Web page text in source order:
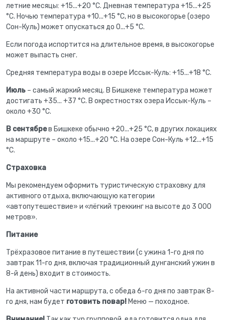
летние месяцы: +15...+20 °С. Дневная температура +15...+25
°С. Ночью температура +10...+15 °С, но в высокогорье (озеро
Сон-Куль) может опускаться до 0...+5 °С.
Если погода испортится на длительное время, в высокогорье
может выпасть снег.
Средняя температура воды в озере Иссык-Куль: +15...+18 °С.
Июль – самый жаркий месяц. В Бишкеке температура может
достигать +35... +37 °С. В окрестностях озера Иссык-Куль –
около +30 °С.
В сентябрев Бишкеке обычно +20...+25 °С, в других локациях
на маршруте – около +15...+20 °С. На озере Сон-Куль +12...+15
°С.
Страховка
Мы рекомендуем оформить туристическую страховку для
активного отдыха, включающую категории
«автопутешествие» и «лёгкий треккинг на высоте до 3 000
метров».
Питание
Трёхразовое питание в путешествии (с ужина 1-го дня по
завтрак 11-го дня, включая традиционный дунганский ужин в
8-й день) входит в стоимость.
На активной части маршрута, с обеда 6-го дня по завтрак 8-
го дня, нам будет готовить повар! Меню — походное.